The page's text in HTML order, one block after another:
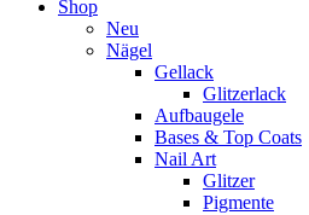
Shop
Neu
Nägel
Gellack
Glitzerlack
Aufbaugele
Bases & Top Coats
Nail Art
Glitzer
Pigmente